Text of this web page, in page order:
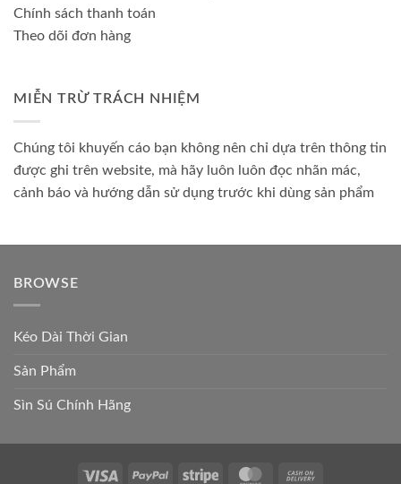
Chính sách thanh toán
Theo dõi đơn hàng
MIỄN TRỪ TRÁCH NHIỆM
Chúng tôi khuyến cáo bạn không nên chỉ dựa trên thông tin
được ghi trên website, mà hãy luôn luôn đọc nhãn mác,
cảnh báo và hướng dẫn sử dụng trước khi dùng sản phẩm
BROWSE
Kéo Dài Thời Gian
Sản Phẩm
Sìn Sú Chính Hãng
Visa PayPal Stripe MasterCard